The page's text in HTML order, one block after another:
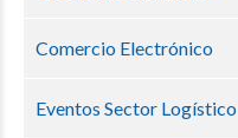
Comercio Electrónico
Eventos Sector Logístico